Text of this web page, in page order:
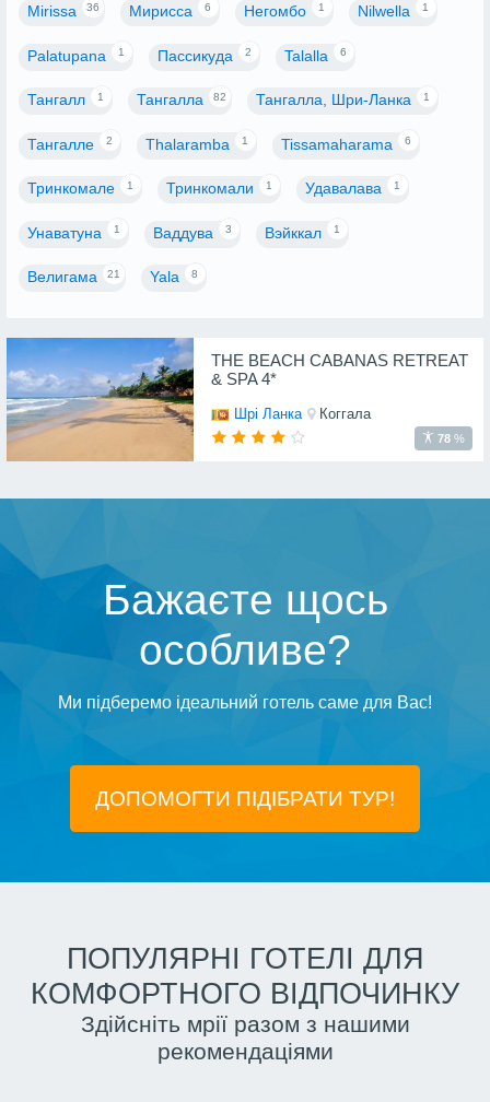
Mirissa 36 Мирисса 6 Негомбо 1 Nilwella 1
Palatupana 1 Пассикуда 2 Talalla 6
Тангалл 1 Тангалла 82 Тангалла, Шри-Ланка 1
Тангалле 2 Thalaramba 1 Tissamaharama 6
Тринкомале 1 Тринкомали 1 Удавалава 1
Унаватуна 1 Ваддува 3 Вэйккал 1
Велигама 21 Yala 8
THE BEACH CABANAS RETREAT
& SPA 4*
Шрі Ланка Коггала
78%
Бажаєте щось
особливе?
Ми підберемо ідеальний готель саме для Вас!
ДОПОМОГТИ ПІДIБРАТИ ТУР!
ПОПУЛЯРНІ ГОТЕЛІ ДЛЯ
КОМФОРТНОГО ВІДПОЧИНКУ
Здійсніть мрії разом з нашими
рекомендаціями